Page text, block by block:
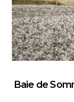
Baie de